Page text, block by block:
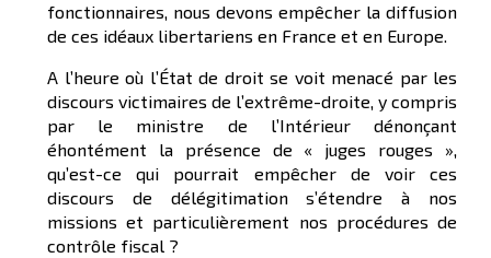
fonctionnaires, nous devons empêcher la diffusion
de ces idéaux libertariens en France et en Europe.
A l’heure où l’État de droit se voit menacé par les
discours victimaires de l’extrême-droite, y compris
par le ministre de l’Intérieur dénonçant
éhontément la présence de « juges rouges »,
qu’est-ce qui pourrait empêcher de voir ces
discours de délégitimation s’étendre à nos
missions et particulièrement nos procédures de
contrôle fiscal ?